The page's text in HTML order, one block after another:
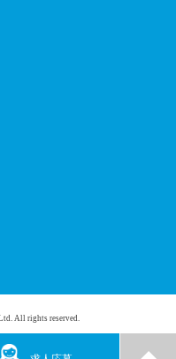
All rights reserved.